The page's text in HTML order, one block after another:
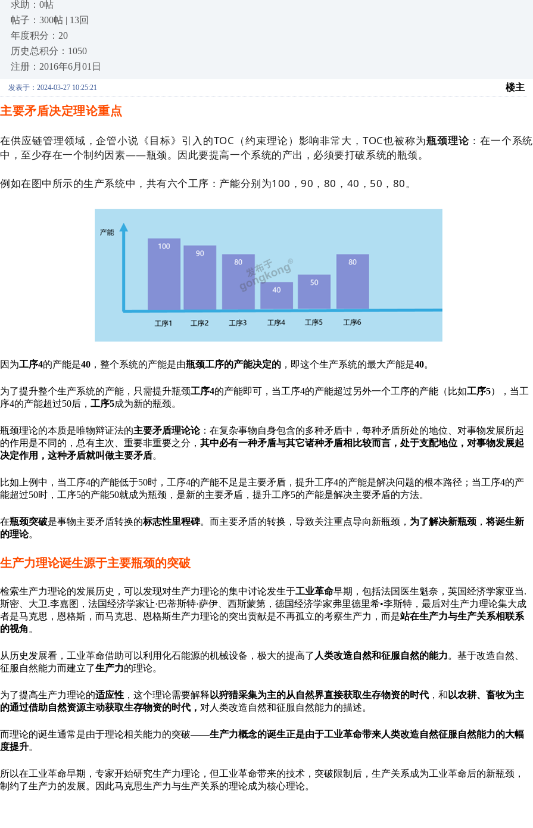
求助：0帖
帖子：300帖 | 13回
年度积分：20
历史总积分：1050
注册：2016年6月01日
发表于：2024-03-27 10:25:21 楼主
主要矛盾决定理论重点
在供应链管理领域，企管小说《目标》引入的TOC（约束理论）影响非常大，TOC也被称为瓶颈理论：在一个系统
中，至少存在一个制约因素——瓶颈。因此要提高一个系统的产出，必须要打破系统的瓶颈。
例如在图中所示的生产系统中，共有六个工序：产能分别为100，90，80，40，50，80。
因为工序4的产能是40 ，整个系统的产能是由瓶颈工序的产能决定的 ，即这个生产系统的最大产能是40。
为了提升整个生产系统的产能，只需提升瓶颈工序4的产能即可，当工序4的产能超过另外一个工序的产能（比如工序5），当工
序4的产能超过50后， 工序5成为新的瓶颈。
瓶颈理论的本质是唯物辩证法的主要矛盾理论论：在复杂事物自身包含的多种矛盾中，每种矛盾所处的地位、对事物发展所起
的作用是不同的，总有主次、重要非重要之分， 其中必有一种矛盾与其它诸种矛盾相比较而言，处于支配地位，对事物发展起
决定作用，这种矛盾就叫做主要矛盾。
比如上例中，当工序4的产能低于50时，工序4的产能不足是主要矛盾，提升工序4的产能是解决问题的根本路径；当工序4的产
能超过50时，工序5的产能50就成为瓶颈，是新的主要矛盾，提升工序5的产能是解决主要矛盾的方法。
在瓶颈突破是事物主要矛盾转换的标志性里程碑。而主要矛盾的转换，导致关注重点导向新瓶颈， 为了解决新瓶颈 ，将诞生新
的理论。
生产力理论诞生源于主要瓶颈的突破
检索生产力理论的发展历史，可以发现对生产力理论的集中讨论发生于工业革命早期，包括法国医生魁奈，英国经济学家亚当.
斯密、大卫.李嘉图，法国经济学家让·巴蒂斯特·萨伊、西斯蒙第，德国经济学家弗里德里希•李斯特，最后对生产力理论集大成
者是马克思，恩格斯，而马克思、恩格斯生产力理论的突出贡献是不再孤立的考察生产力，而是站在生产力与生产关系相联系
的视角 。
从历史发展看，工业革命借助可以利用化石能源的机械设备，极大的提高了 人类改造自然和征服自然的能力。基于改造自然、
征服自然能力而建立了生产力的理论。
为了提高生产力理论的适应性 ，这个理论需要解释 以狩猎采集为主的从自然界直接获取生存物资的时代 ，和 以农耕、畜牧为主
的通过借助自然资源主动获取生存物资的时代， 对人类改造自然和征服自然能力的描述。
而理论的诞生通常是由于理论相关能力的突破——生产力概念的诞生正是由于工业革命带来人类改造自然征服自然能力的大幅
度提升。
所以在工业革命早期，专家开始研究生产力理论，但工业革命带来的技术，突破限制后，生产关系成为工业革命后的新瓶颈，
制约了生产力的发展。因此马克思生产力与生产关系的理论成为核心理论。